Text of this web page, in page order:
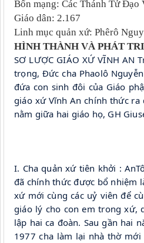
Bổn mạng: Các Thánh Tử Đạo
Giáo dân: 2.167
Linh mục quản xứ: Phêrô
HÌNH THÀNH VÀ PHÁT
SƠ LƯỢC GIÁO XỨ VĨNH
trọng, Đức cha Phaolô
đứa con sinh đôi của Giáo
giáo xứ Vĩnh An chính thức
nằm giữa hai giáo họ, GH
I. Cha quản xứ tiên khởi :
đã chính thức được bổ nhiệm
xứ mới cùng các uỷ viên để
giáo lý cho con em trong xứ,
lập hai ca đoàn. Sau gần hai
1977 cha làm lại nhà thờ